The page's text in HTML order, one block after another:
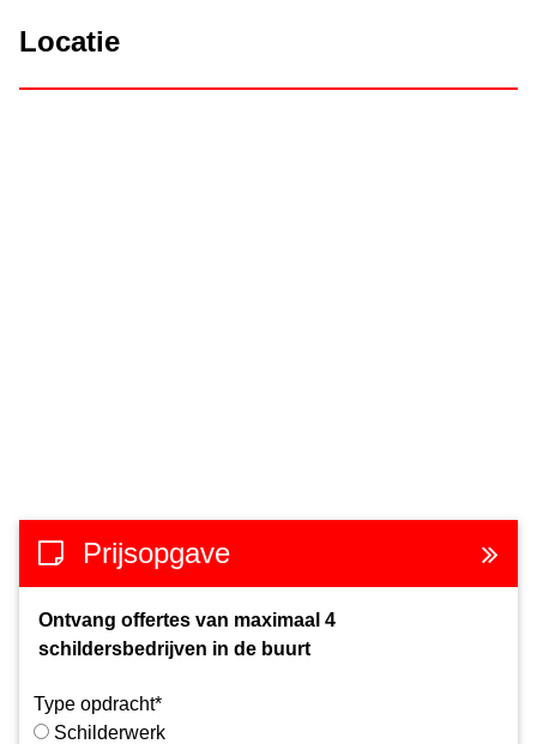
Locatie
Prijsopgave
Ontvang offertes van maximaal 4
schildersbedrijven in de buurt
Type opdracht*
Schilderwerk